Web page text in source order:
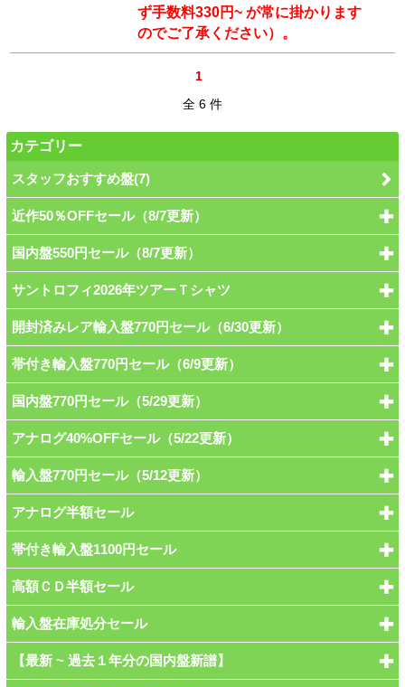
ず手数料330円~ が常に掛かります
のでご了承ください）。
1
全 6 件
カテゴリー
スタッフおすすめ盤(7)
近作50％OFFセール（8/7更新）
国内盤550円セール（8/7更新）
サントロフィ2026年ツアーＴシャツ
開封済みレア輸入盤770円セール（6/30更新）
帯付き輸入盤770円セール（6/9更新）
国内盤770円セール（5/29更新）
アナログ40%OFFセール（5/22更新）
輸入盤770円セール（5/12更新）
アナログ半額セール
帯付き輸入盤1100円セール
高額ＣＤ半額セール
輸入盤在庫処分セール
【最新 ~ 過去１年分の国内盤新譜】